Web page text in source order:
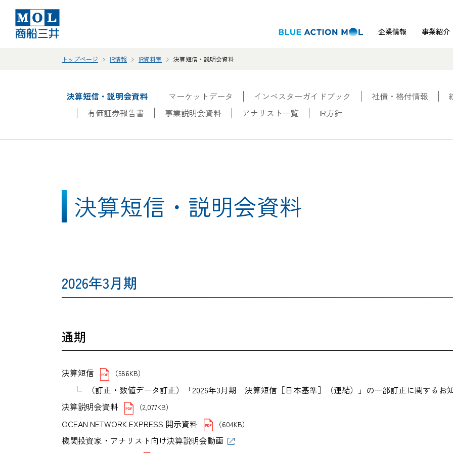
企業情報 事業紹介
トップページ IR情報 IR資料室 決算短信・説明会資料
決算短信・説明会資料 マーケットデータ インベスターガイドブック 社債・格付情報
有価証券報告書
事業説明会資料 アナリスト一覧 IR方針
決算短信・説明会資料
2026年3月期
通期
決算短信 （586KB）
（訂正・数値データ訂正）「2026年3月期 決算短信［日本基準］（連結）」の一部訂正に関するお
決算説明会資料 （2,077KB）
OCEAN NETWORK EXPRESS 開示資料 （604KB）
機関投資家・アナリスト向け決算説明会動画